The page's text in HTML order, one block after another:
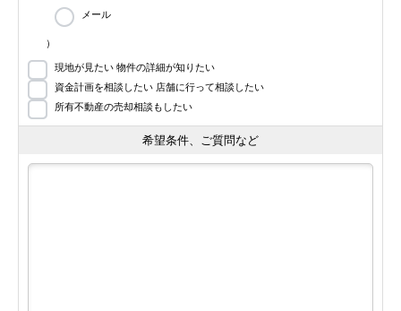
メール
）
現地が見たい 物件の詳細が知りたい
資金計画を相談したい 店舗に行って相談したい
所有不動産の売却相談もしたい
希望条件、ご質問など